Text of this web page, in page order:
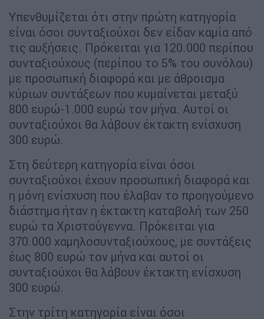
Υπενθυμίζεται ότι στην πρώτη κατηγορία
είναι όσοι συνταξιούχοι δεν είδαν καμία από
τις αυξήσεις. Πρόκειται για 120.000 περίπου
συνταξιούχους (περίπου το 5% του συνόλου)
με προσωπική διαφορά και με άθροισμα
κύριων συντάξεων που κυμαίνεται μεταξύ
800 ευρώ-1.000 ευρώ τον μήνα. Αυτοί οι
συνταξιούχοι θα λάβουν έκτακτη ενίσχυση
300 ευρώ.
Στη δεύτερη κατηγορία είναι όσοι
συνταξιούχοι έχουν προσωπική διαφορά και
η μόνη ενίσχυση που έλαβαν το προηγούμενο
διάστημα ήταν η έκτακτη καταβολή των 250
ευρώ τα Χριστούγεννα. Πρόκειται για
370.000 χαμηλοσυνταξιούχους, με συντάξεις
έως 800 ευρώ τον μήνα και αυτοί οι
συνταξιούχοι θα λάβουν έκτακτη ενίσχυση
300 ευρώ.
Στην τρίτη κατηγορία είναι όσοι